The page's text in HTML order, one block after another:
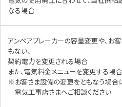
なる場合
アンペアブレーカーの容量変更や、お
もない、
契約電力を変更される場合
また、電気料金メニューを変更する場合
※お客さま設備の変更をともなう場合
電気工事店さまへご相談ください